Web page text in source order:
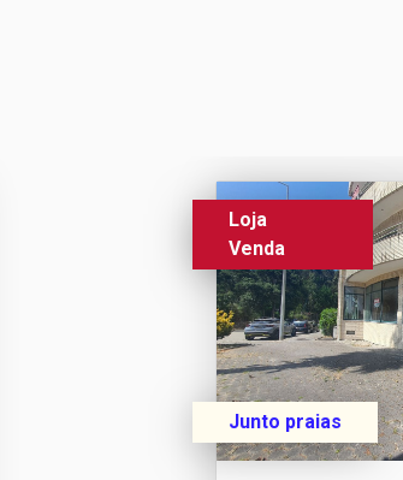
Loja
Venda
Junto praias